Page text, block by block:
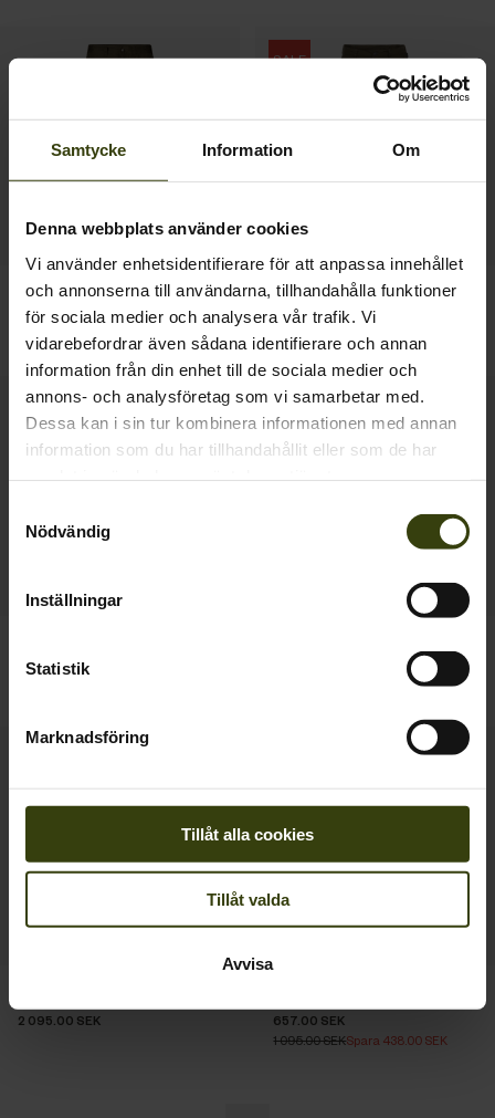
Samtycke Information Om
Denna webbplats använder cookies
Vi använder enhetsidentifierare för att anpassa innehållet
och annonserna till användarna, tillhandahålla funktioner
för sociala medier och analysera vår trafik. Vi
vidarebefordrar även sådana identifierare och annan
information från din enhet till de sociala medier och
annons- och analysföretag som vi samarbetar med.
Dessa kan i sin tur kombinera informationen med annan
information som du har tillhandahållit eller som de har
Nödvändig
Inställningar
Statistik
Marknadsföring
Tillåt alla cookies
Tillåt valda
Avvisa
Key-Point Elements byxor
1 895.00 SEK
SALE
Key-Point Active II byxor
837.00 SEK
1 395.00 SEK Spara 558.00 SEK
2 895.00 SEK
Key-Point Lady jacka
Spara 798.00 SEK
2 095.00 SEK
657.00 SEK
1 095.00 SEKSpara 438.00 SEK